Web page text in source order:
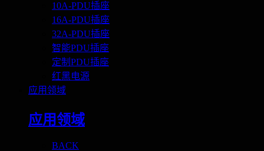
10A-PDU插座
16A-PDU插座
32A-PDU插座
智能PDU插座
定制PDU插座
红黑电源
应用领域
应用领域
BACK